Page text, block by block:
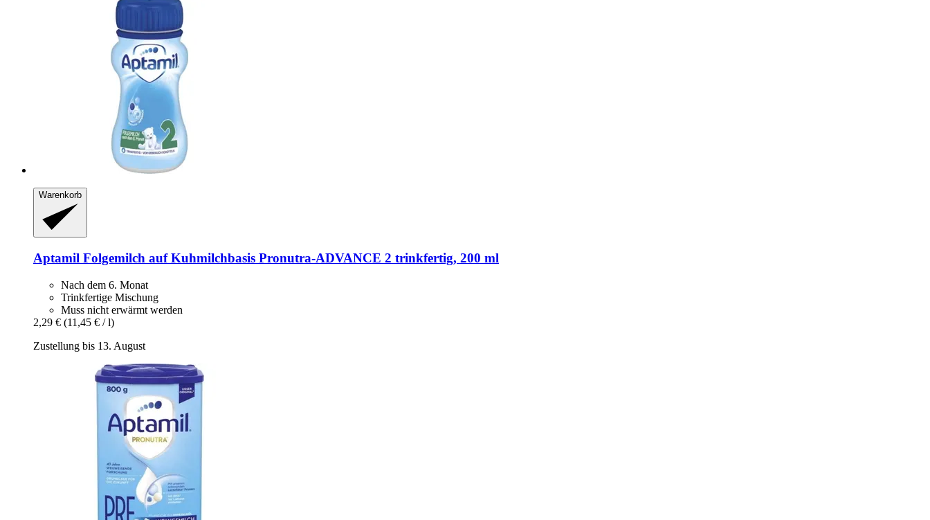
Warenkorb
Aptamil Folgemilch auf Kuhmilchbasis Pronutra-​ADVANCE 2 trinkfertig, 200 ml
Nach dem 6. Monat
Trinkfertige Mischung
Muss nicht erwärmt werden
2,29 € (11,45 € / l)
Zustellung bis 13. August